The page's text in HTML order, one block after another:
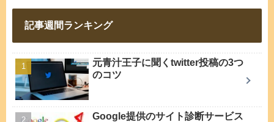
記事週間ランキング
元青汁王子に聞くtwitter投稿の3つ
のコツ
Google提供のサイト診断サービス